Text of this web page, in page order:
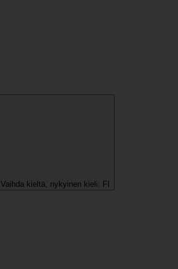
Vaihda kieltä, nykyinen kieli: FI